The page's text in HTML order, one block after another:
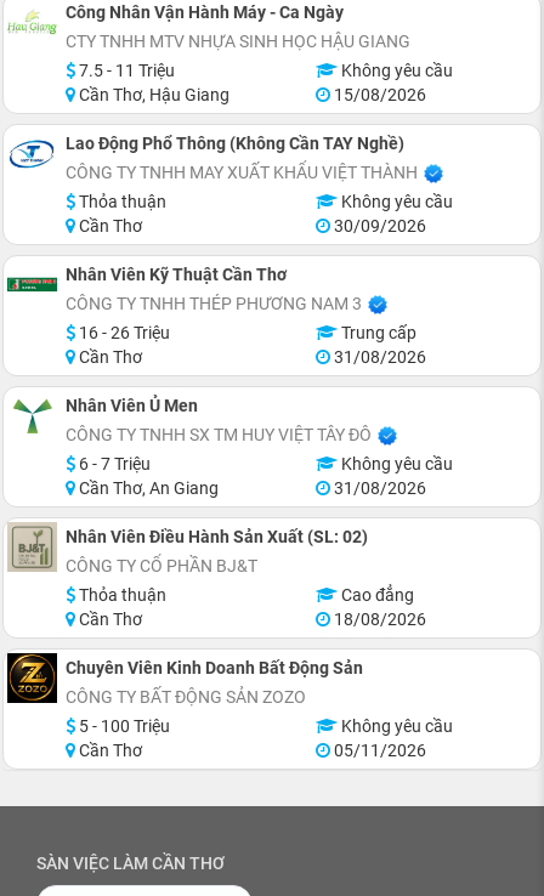
Công Nhân Vận Hành Máy - Ca Ngày
CTY TNHH MTV NHỰA SINH HỌC HẬU GIANG
7.5 - 11 Triệu
Không yêu cầu
Cần Thơ, Hậu Giang
15/08/2026
Lao Động Phổ Thông (Không Cần TAY Nghề)
CÔNG TY TNHH MAY XUẤT KHẨU VIỆT THÀNH
Thỏa thuận
Không yêu cầu
Cần Thơ
30/09/2026
Nhân Viên Kỹ Thuật Cần Thơ
CÔNG TY TNHH THÉP PHƯƠNG NAM 3
16 - 26 Triệu
Trung cấp
Cần Thơ
31/08/2026
Nhân Viên Ủ Men
CÔNG TY TNHH SX TM HUY VIỆT TÂY ĐÔ
6 - 7 Triệu
Không yêu cầu
Cần Thơ, An Giang
31/08/2026
Nhân Viên Điều Hành Sản Xuất (SL: 02)
CÔNG TY CỔ PHẦN BJ&T
Thỏa thuận
Cao đẳng
Cần Thơ
18/08/2026
Chuyên Viên Kinh Doanh Bất Động Sản
CÔNG TY BẤT ĐỘNG SẢN ZOZO
5 - 100 Triệu
Không yêu cầu
Cần Thơ
05/11/2026
SÀN VIỆC LÀM CẦN THƠ